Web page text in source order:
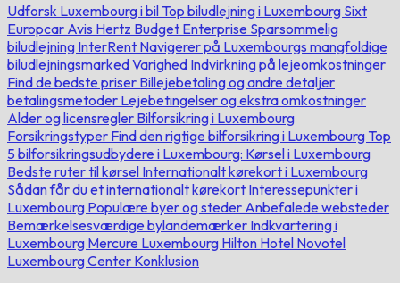
Udforsk Luxembourg i bil Top biludlejning i Luxembourg Sixt
Europcar Avis Hertz Budget Enterprise Sparsommelig
biludlejning InterRent Navigerer på Luxembourgs mangfoldige
biludlejningsmarkedVarighed Indvirkning på lejeomkostninger
Find de bedste priser Billejebetaling og andre detaljer
betalingsmetoder Lejebetingelser og ekstra omkostninger
Alder og licensregler Bilforsikring i Luxembourg
Forsikringstyper Find den rigtige bilforsikring i Luxembourg Top
5 bilforsikringsudbydere i Luxembourg: Kørsel i Luxembourg
Bedste ruter til kørsel Internationalt kørekort i Luxembourg
Sådan får du et internationalt kørekort Interessepunkter i
Luxembourg Populære byer og steder Anbefalede websteder
Bemærkelsesværdige bylandemærker Indkvartering i
Luxembourg Mercure Luxembourg Hilton Hotel Novotel
Luxembourg Center Konklusion